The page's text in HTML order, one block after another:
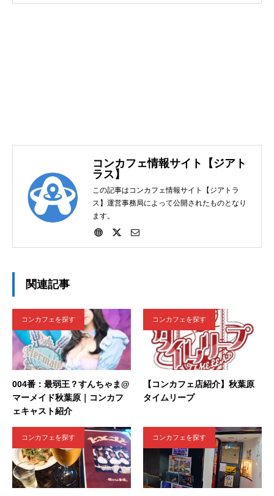
コンカフェ情報サイト【ジアト
ラス】
この記事はコンカフェ情報サイト【ジアトラ
ス】運営事務局によって公開されたものとなり
ます。
関連記事
コンカフェを探す
004番：最弱王？すんちゃま@
マーメイド秋葉原｜コンカフ
ェキャスト紹介
コンカフェを探す
【コンカフェ店紹介】秋葉原
タイムリープ
コンカフェを探す コンカフェを探す